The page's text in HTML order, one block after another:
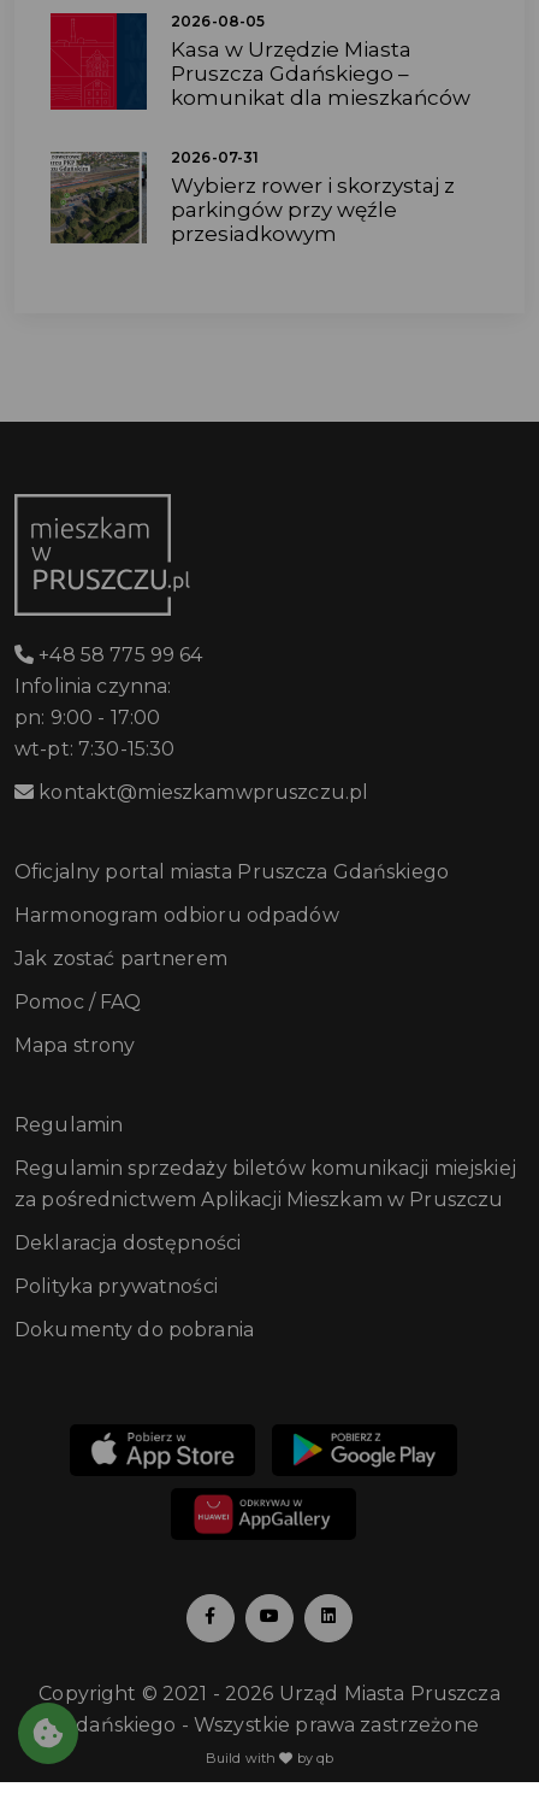
2026-08-05
Kasa w Urzędzie Miasta
Pruszcza Gdańskiego –
komunikat dla mieszkańców
2026-07-31
Wybierz rower i skorzystaj z
parkingów przy węźle
przesiadkowym
+48 58 775 99 64
Infolinia czynna:
pn: 9:00 - 17:00
wt-pt: 7:30-15:30
kontakt@mieszkamwpruszczu.pl
Oficjalny portal miasta Pruszcza Gdańskiego
Harmonogram odbioru odpadów
Jak zostać partnerem
Pomoc / FAQ
Mapa strony
Regulamin
Regulamin sprzedaży biletów komunikacji miejskiej
za pośrednictwem Aplikacji Mieszkam w Pruszczu
Deklaracja dostępności
Polityka prywatności
Dokumenty do pobrania
Copyright © 2021 - 2026 Urząd Miasta Pruszcza
Gdańskiego - Wszystkie prawa zastrzeżone
Build with by qb